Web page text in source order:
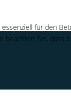
für den
Sie,